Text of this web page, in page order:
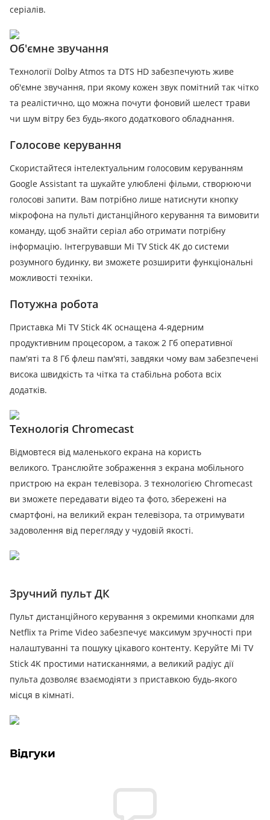
серіалів.
Об'ємне звучання
Технології Dolby Atmos та DTS HD забезпечують живе
об'ємне звучання, при якому кожен звук помітний так чітко
та реалістично, що можна почути фоновий шелест трави
чи шум вітру без будь-якого додаткового обладнання.
Голосове керування
Скористайтеся інтелектуальним голосовим керуванням
Google Assistant та шукайте улюблені фільми, створюючи
голосові запити. Вам потрібно лише натиснути кнопку
мікрофона на пульті дистанційного керування та вимовити
команду, щоб знайти серіал або отримати потрібну
інформацію. Інтегрувавши Mi TV Stick 4K до системи
розумного будинку, ви зможете розширити функціональні
можливості техніки.
Потужна робота
Приставка Mi TV Stick 4K оснащена 4-ядерним
продуктивним процесором, а також 2 Гб оперативної
пам'яті та 8 Гб флеш пам'яті, завдяки чому вам забезпечені
висока швидкість та чітка та стабільна робота всіх
додатків.
Технологія Chromecast
Відмовтеся від маленького екрана на користь
великого. Транслюйте зображення з екрана мобільного
пристрою на екран телевізора. З технологією Chromecast
ви зможете передавати відео та фото, збережені на
смартфоні, на великий екран телевізора, та отримувати
задоволення від перегляду у чудовій якості.
Зручний пульт ДК
Пульт дистанційного керування з окремими кнопками для
Netflix та Prime Video забезпечує максимум зручності при
налаштуванні та пошуку цікавого контенту. Керуйте Mi TV
Stick 4K простими натисканнями, а великий радіус дії
пульта дозволяє взаємодіяти з приставкою будь-якого
місця в кімнаті.
Відгуки